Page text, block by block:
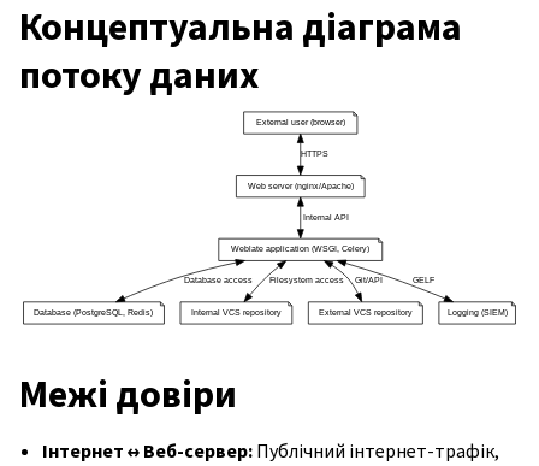
Концептуальна діаграма
потоку даних
Межі довіри
Інтернет ↔ Веб-сервер:Публічний інтернет-трафік,